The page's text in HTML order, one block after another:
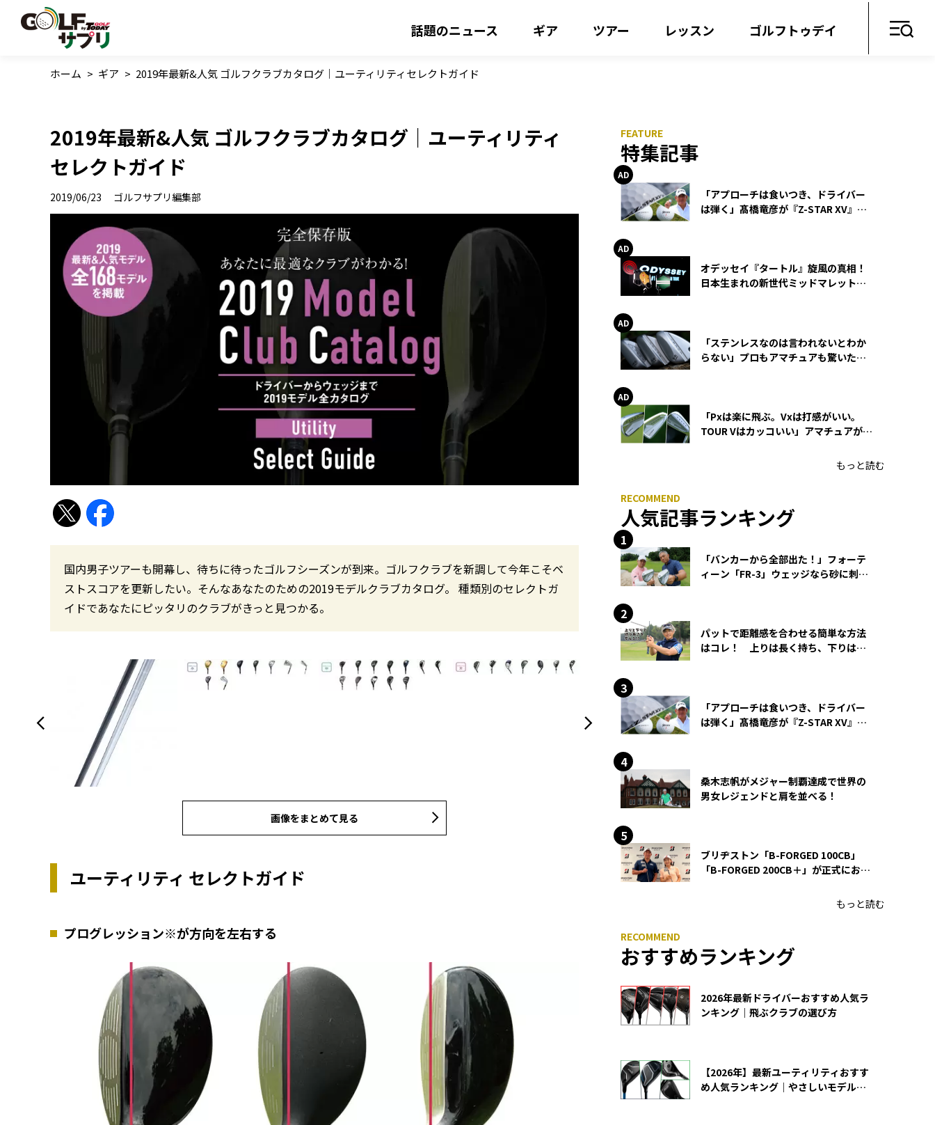
話題のニュース ギア ツアー レッスン ゴルフトゥデイ
ホーム > ギア > 2019年最新&人気 ゴルフクラブカタログ｜ユーティリティセレクトガイド
2019年最新&人気 ゴルフクラブカタログ｜ユーティリティ
セレクトガイド
2019/06/23 ゴルフサプリ編集部
国内男子ツアーも開幕し、待ちに待ったゴルフシーズンが到来。ゴルフクラブを新調して今年こそベ
ストスコアを更新したい。そんなあなたのための2019モデルクラブカタログ。 種類別のセレクトガ
イドであなたにピッタリのクラブがきっと見つかる。
画像をまとめて見る
ユーティリティ セレクトガイド
プログレッション※が方向を左右する
特集記事
「アプローチは食いつき、ドライバー
は弾く」髙橋竜彦が『Z-STAR XV』を
オデッセイ『タートル』旋風の真相！
日本生まれの新世代ミッドマレットが
「ステンレスなのは言われないとわか
らない」プロもアマチュアも驚いた
「Pxは楽に飛ぶ。Vxは打感がいい。
TOUR Vはカッコいい」アマチュアが選
もっと読む
人気記事ランキング
「バンカーから全部出た！」フォーテ
ィーン「FR-3」ウェッジなら砂に刺さ
パットで距離感を合わせる簡単な方法
はコレ！ 上りは長く持ち、下りは短
「アプローチは食いつき、ドライバー
は弾く」髙橋竜彦が『Z-STAR XV』を
桑木志帆がメジャー制覇達成で世界の
男女レジェンドと肩を並べる！
ブリヂストン「B-FORGED 100CB」
「B-FORGED 200CB＋」が正式にお披
もっと読む
おすすめランキング
2026年最新ドライバーおすすめ人気ラ
ンキング｜飛ぶクラブの選び方
【2026年】最新ユーティリティおすす
め人気ランキング｜やさしいモデルの